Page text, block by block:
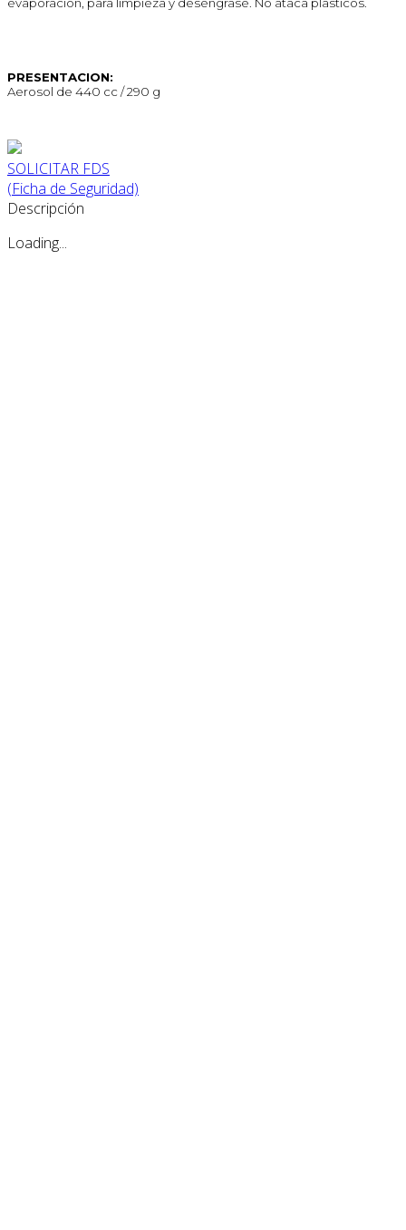
PRESENTACION:
Aerosol de 440 cc / 290 g
SOLICITAR FDS
(Ficha de Seguridad)
Descripción
Loading...